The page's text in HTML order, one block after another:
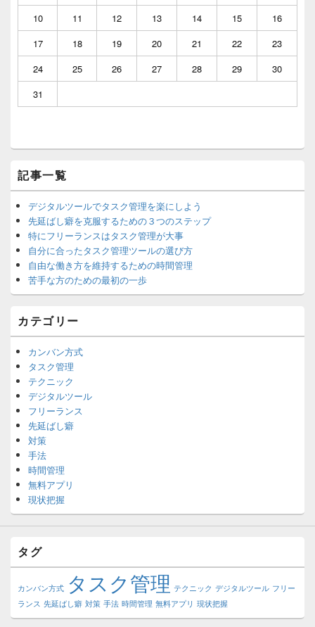
10
11 12 13 14 15
16
17
18 19 20 21 22
23
24
25 26 27 28 29
30
31
記事一覧
デジタルツールでタスク管理を楽にしよう
先延ばし癖を克服するための３つのステップ
特にフリーランスはタスク管理が大事
自分に合ったタスク管理ツールの選び方
自由な働き方を維持するための時間管理
苦手な方のための最初の一歩
カテゴリー
カンバン方式
タスク管理
テクニック
デジタルツール
フリーランス
先延ばし癖
対策
手法
時間管理
無料アプリ
現状把握
タグ
カンバン方式 タスク管理 テクニック デジタルツール フリー
ランス 先延ばし癖 対策 手法 時間管理 無料アプリ 現状把握